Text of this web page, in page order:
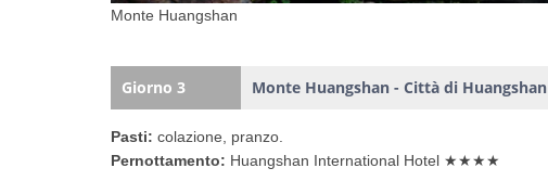
Monte Huangshan
Giorno 3 Monte Huangshan - Città di Huangshan
Pasti: colazione, pranzo.
Pernottamento: Huangshan International Hotel ★★★★